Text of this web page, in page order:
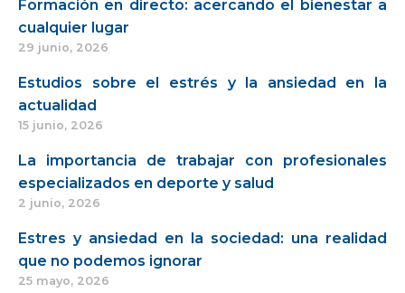
Formación en directo: acercando el bienestar a
cualquier lugar
29 junio, 2026
Estudios sobre el estrés y la ansiedad en la
actualidad
15 junio, 2026
La importancia de trabajar con profesionales
especializados en deporte y salud
2 junio, 2026
Estres y ansiedad en la sociedad: una realidad
que no podemos ignorar
25 mayo, 2026